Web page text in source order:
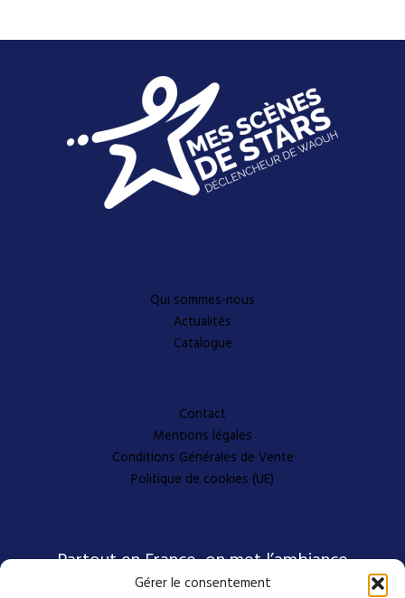
Gérer le consentement
Qui sommes-nous
Actualités
Catalogue
Contact
Mentions légales
Conditions Générales de Vente
Politique de cookies (UE)
Partout en France, on met l’ambiance